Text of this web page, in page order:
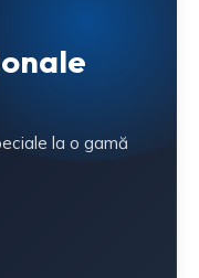
la o gamă